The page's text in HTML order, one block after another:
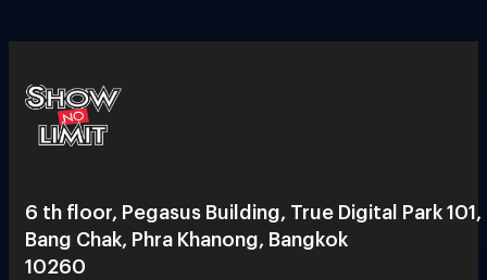
6 th floor, Pegasus Building, True Digital Park 101,
Bang Chak, Phra Khanong, Bangkok
10260